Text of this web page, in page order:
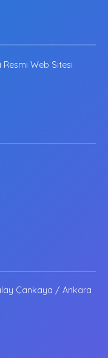
Web Sitesi
Çankaya / Ankara